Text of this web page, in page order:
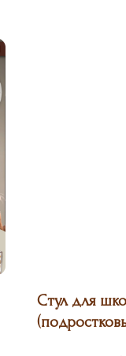
Стул для